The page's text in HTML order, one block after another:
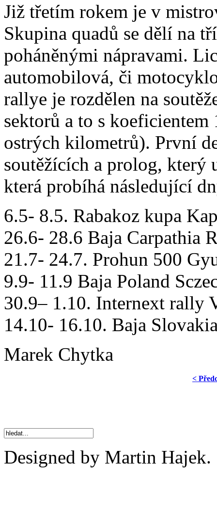
Již třetím rokem je v
Skupina quadů se dělí na
poháněnými nápravami.
automobilová, či
rallye je rozdělen na
sektorů a to s
ostrých kilometrů). První
soutěžících a prolog, který
která probíhá následující
6.5- 8.5. Rabakoz kupa
26.6- 28.6 Baja Carpathia
21.7- 24.7. Prohun 500
9.9- 11.9 Baja Poland
30.9– 1.10. Internext rally
14.10- 16.10. Baja
Marek Chytka
<
Designed by Martin Hajek.